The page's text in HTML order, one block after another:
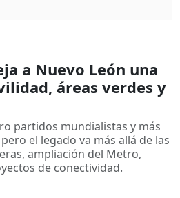
a Nuevo León una
áreas verdes y
partidos mundialistas y más
el legado va más allá de las
ampliación del Metro,
de conectividad.